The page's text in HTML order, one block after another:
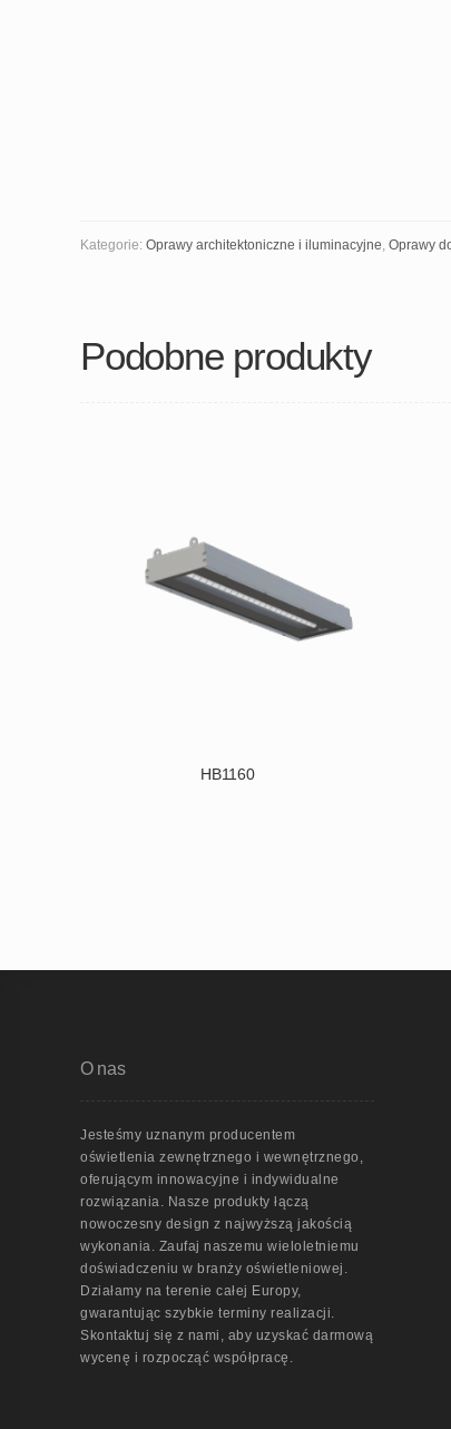
Kategorie: Oprawy architektoniczne i iluminacyjne Oprawy
Podobne produkty
HB1160
O nas
Jesteśmy uznanym producentem
oświetlenia zewnętrznego i wewnętrznego,
oferującym innowacyjne i indywidualne
rozwiązania. Nasze produkty łączą
nowoczesny design z najwyższą jakością
wykonania. Zaufaj naszemu wieloletniemu
doświadczeniu w branży oświetleniowej.
Działamy na terenie całej Europy,
gwarantując szybkie terminy realizacji.
Skontaktuj się z nami, aby uzyskać darmową
wycenę i rozpocząć współpracę.